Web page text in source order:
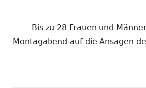
Bis zu 28 Frauen und
Montagabend auf die Ansagen